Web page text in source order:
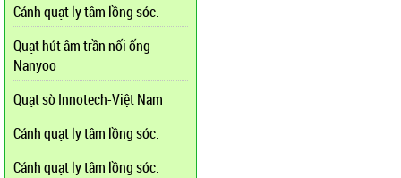
Cánh quạt ly tâm lồng sóc.
Quạt hút âm trần nối ống
Nanyoo
Quạt sò Innotech-Việt Nam
Cánh quạt ly tâm lồng sóc.
Cánh quạt ly tâm lồng sóc.